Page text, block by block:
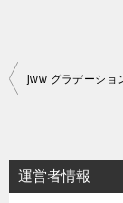
投
ビ
ゲ
jww グラデーショ
運営者情報